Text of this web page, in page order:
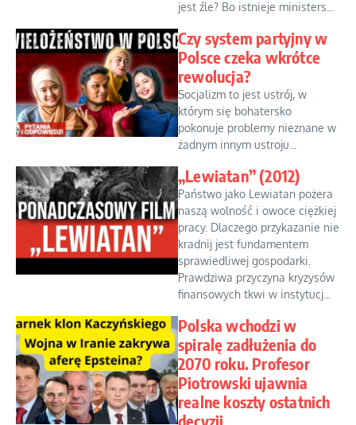
jest źle? Bo istnieje ministers...
Czy system partyjny w
Polsce czeka wkrótce
rewolucja?
Socjalizm to jest ustrój, w
którym się bohatersko
pokonuje problemy nieznane w
żadnym innym ustroju...
„Lewiatan” (2012)
Państwo jako Lewiatan pożera
naszą wolność i owoce ciężkiej
pracy. Dlaczego przykazanie nie
kradnij jest fundamentem
sprawiedliwej gospodarki.
Prawdziwa przyczyna kryzysów
finansowych tkwi w instytucj...
Polska wchodzi w
spiralę zadłużenia do
2070 roku. Profesor
Piotrowski ujawnia
realne koszty ostatnich
decyzji